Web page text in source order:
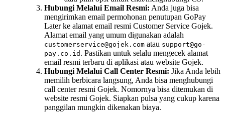
Hubungi Melalui Email Resmi: Anda juga bisa
mengirimkan email permohonan penutupan GoPay
Later ke alamat email resmi Customer Service Gojek.
Alamat email yang umum digunakan adalah
customerservice@gojek.com atau support@go-
pay.co.id . Pastikan untuk selalu mengecek alamat
email resmi terbaru di aplikasi atau website Gojek.
Hubungi Melalui Call Center Resmi: Jika Anda lebih
memilih berbicara langsung, Anda bisa menghubungi
call center resmi Gojek. Nomornya bisa ditemukan di
website resmi Gojek. Siapkan pulsa yang cukup karena
panggilan mungkin dikenakan biaya.